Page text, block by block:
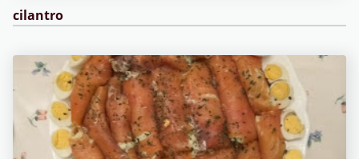
cilantro